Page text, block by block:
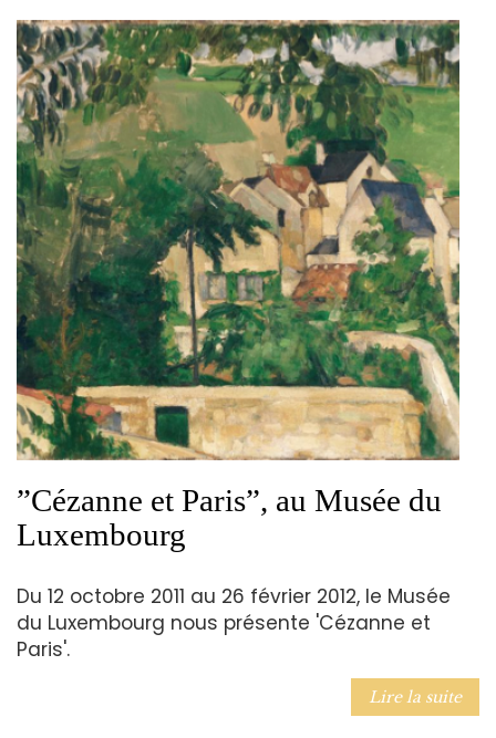
”Cézanne et Paris”, au Musée du
Luxembourg
Du 12 octobre 2011 au 26 février 2012, le Musée
du Luxembourg nous présente 'Cézanne et
Paris'.
Lire la suite